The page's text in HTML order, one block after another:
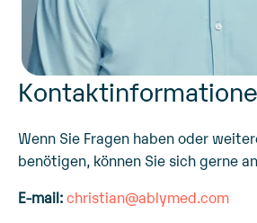
Wenn Sie Fragen haben oder
benötigen, können Sie sich gerne
E-mail:christian@ablymed.com